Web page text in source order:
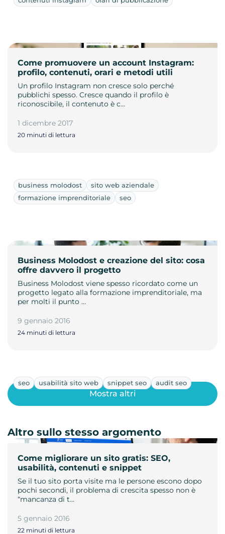
Come promuovere un account Instagram:
profilo, contenuti, orari e metodi utili
Un profilo Instagram non cresce solo perché
pubblichi spesso. Cresce quando il profilo è
riconoscibile, il contenuto è c…
1 dicembre 2017
20 minuti di lettura
business molodost
sito web aziendale
formazione imprenditoriale
seo
Business Molodost e creazione del sito: cosa
offre davvero il progetto
Business Molodost viene spesso ricordato come un
progetto legato alla formazione imprenditoriale, ma
per molti il punto …
9 gennaio 2016
24 minuti di lettura
seo usabilità sito web snippet seo audit seo
Come migliorare un sito gratis: SEO,
usabilità, contenuti e snippet
Se il tuo sito porta visite ma le persone escono dopo
pochi secondi, il problema di crescita spesso non è
“mancanza di t…
5 gennaio 2016
22 minuti di lettura
Mostra altri
Altro sullo stesso argomento